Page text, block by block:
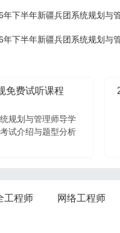
年下半年新疆兵团系统规划与
免费试听课程
规划与管理师导学
试介绍与题型分析
规划与管理师导学
工程师 网络工程师